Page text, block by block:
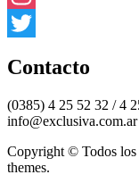
Instagram
Contacto
(0385) 4 25 52 32 / 4
Copyright © Todos los
themes.